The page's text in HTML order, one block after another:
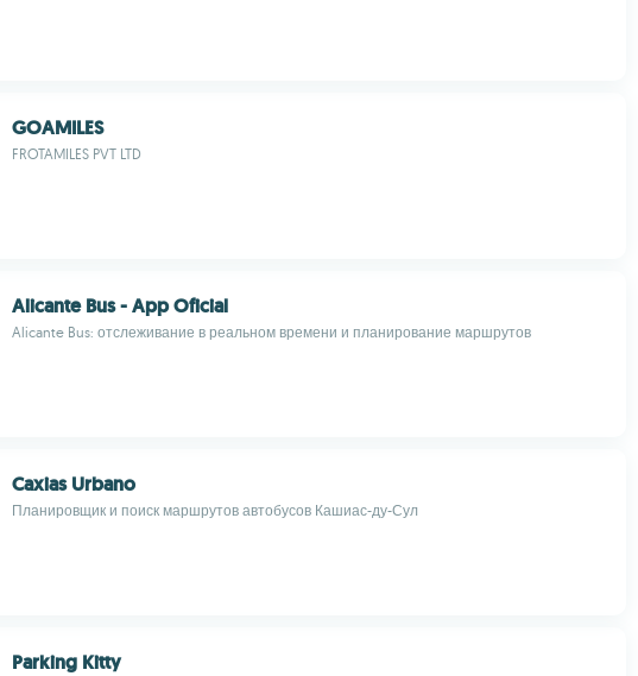
GOAMILES
FROTAMILES PVT LTD
Alicante Bus - App Oficial
Alicante Bus: отслеживание в реальном времени и планирование маршрутов
Caxias Urbano
Планировщик и поиск маршрутов автобусов Кашиас-ду-Сул
Parking Kitty